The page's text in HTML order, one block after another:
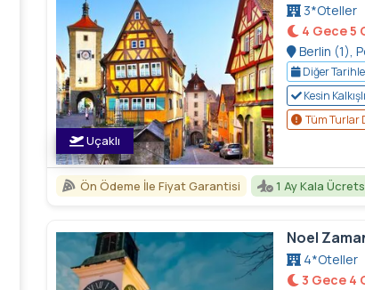
Uçaklı
3*Oteller
4 Gece 5
Berlin (1),
(1),Diğer
Kesin
Tüm Turlar
Ön Ödeme İle Fiyat Garantisi 1 Ay Kala
Noel
4*Oteller
3 Gece 4